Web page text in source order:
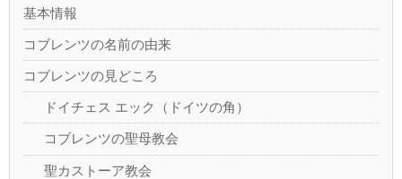
基本情報
コブレンツの名前の由来
コブレンツの見どころ
ドイチェス エック（ドイツの角）
コブレンツの聖母教会
聖カストーア教会